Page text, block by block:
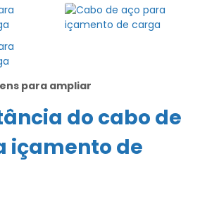
para ampliar
do cabo de
içamento de